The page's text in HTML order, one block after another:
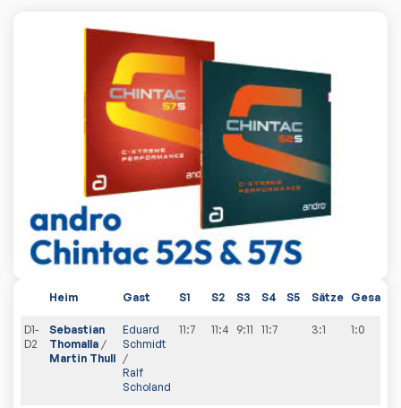
Heim Gast S1 S2 S3 S4 S5 Sätze Gesamt
D1-
D2
Sebastian
Thomalla /
Martin Thull
Eduard
Schmidt
/
Ralf
Scholand
11:7 11:4 9:11 11:7 3:1 1:0